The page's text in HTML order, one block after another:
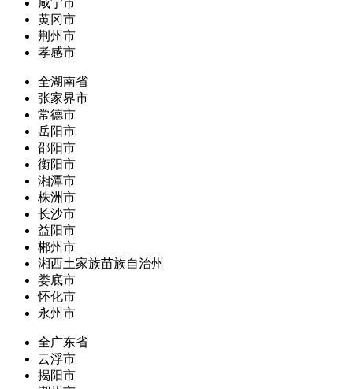
咸宁市
黄冈市
荆州市
孝感市
全湖南省
张家界市
常德市
岳阳市
邵阳市
衡阳市
湘潭市
株洲市
长沙市
益阳市
郴州市
湘西土家族苗族自治州
娄底市
怀化市
永州市
全广东省
云浮市
揭阳市